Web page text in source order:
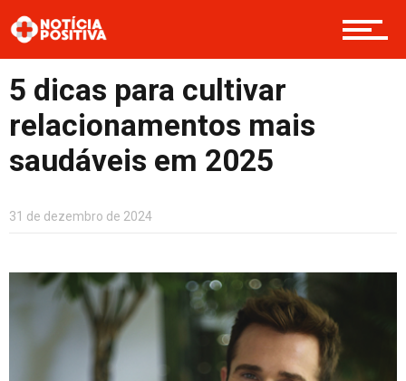
Boas Ações
Opinião
Entretenimento
5 dicas para cultivar
relacionamentos mais
saudáveis em 2025
31 de dezembro de 2024